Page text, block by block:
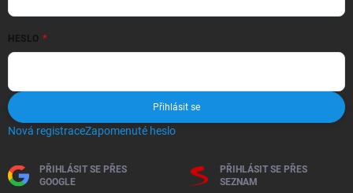
HESLO
Přihlásit se
Nová registraceZapomenuté heslo
PŘIHLÁSIT SE PŘES
GOOGLE
PŘIHLÁSIT SE PŘES
SEZNAM